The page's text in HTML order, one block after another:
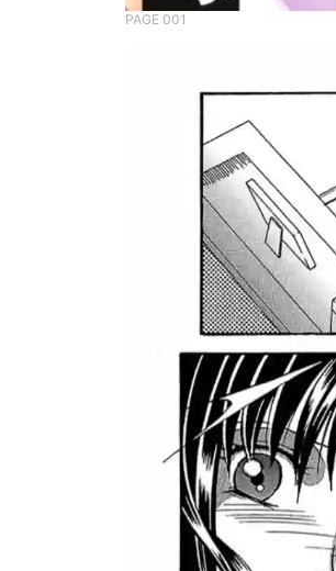
PAGE 001